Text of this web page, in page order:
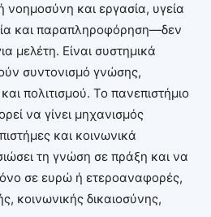
νοημοσύνη και εργασία, υγεία
και παραπληροφόρηση—δεν
μελέτη. Είναι συστημικά
συντονισμό γνώσης,
πολιτισμού. Το πανεπιστήμιο
να γίνει μηχανισμός
και κοινωνικά
τη γνώση σε πράξη και να
σε ευρώ ή ετεροαναφορές,
κοινωνικής δικαιοσύνης,